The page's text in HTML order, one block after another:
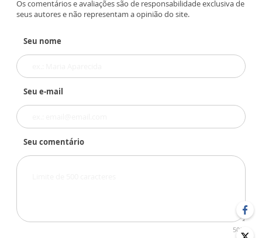
Os comentários e avaliações são de responsabilidade exclusiva de
seus autores e não representam a opinião do site.
Seu nome
Seu e-mail
Seu comentário
500